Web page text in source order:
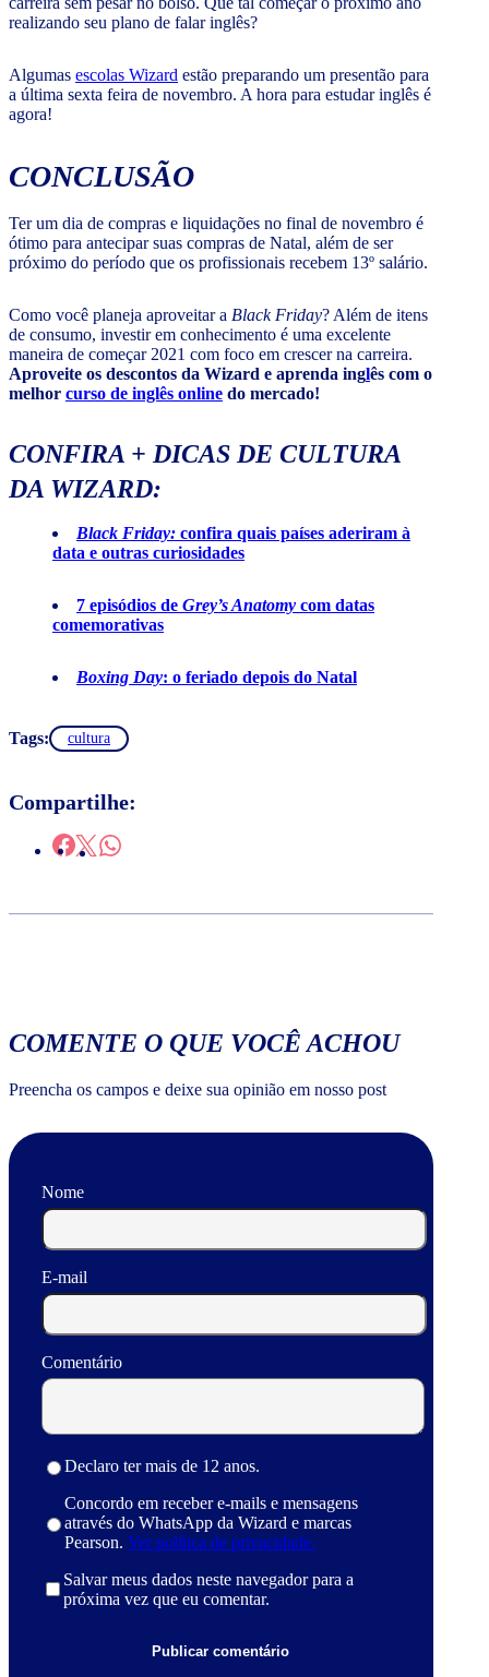
realizando seu plano de falar inglês?
Algumas escolas Wizard estão preparando um presentão para
a última sexta feira de novembro. A hora para estudar inglês é
agora!
CONCLUSÃO
Ter um dia de compras e liquidações no final de novembro é
ótimo para antecipar suas compras de Natal, além de ser
próximo do período que os profissionais recebem 13º salário.
Como você planeja aproveitar a Black Friday? Além de itens
de consumo, investir em conhecimento é uma excelente
maneira de começar 2021 com foco em crescer na carreira.
Aproveite os descontos da Wizard e aprenda inglês com o
melhor curso de inglês online do mercado!
CONFIRA + DICAS DE CULTURA
DA WIZARD:
Black Friday: confira quais países aderiram à
data e outras curiosidades
7 episódios de Grey’s Anatomy com datas
comemorativas
Boxing Day: o feriado depois do Natal
Tags: cultura
Compartilhe:
COMENTE O QUE VOCÊ ACHOU
Preencha os campos e deixe sua opinião em nosso post
Nome
E-mail
Comentário
Declaro ter mais de 12 anos.
Concordo em receber e-mails e mensagens
através do WhatsApp da Wizard e marcas
Pearson. Ver política de privacidade.
Salvar meus dados neste navegador para a
próxima vez que eu comentar.